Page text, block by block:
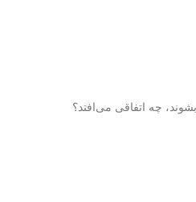
چه اتفاقی می‌افتد؟